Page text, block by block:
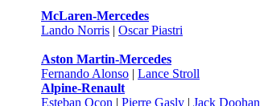
McLaren-Mercedes
Lando Norris | Oscar Piastri
Aston Martin-Mercedes
Fernando Alonso | Lance Stroll
Alpine-Renault
Esteban Ocon | Pierre Gasly | Jack Doohan